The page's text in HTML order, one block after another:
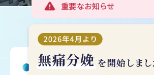
重要なお知らせ
受診される方へ